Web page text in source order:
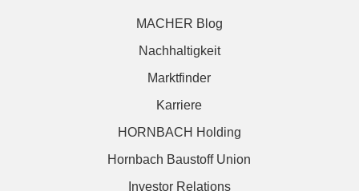
MACHER Blog
Nachhaltigkeit
Marktfinder
Karriere
HORNBACH Holding
Hornbach Baustoff Union
Investor Relations